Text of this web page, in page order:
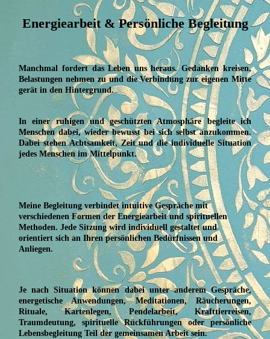
Energiearbeit & Persönliche Begleitung
Manchmal fordert das Leben uns heraus. Gedanken kreisen,
Belastungen nehmen zu und die Verbindung zur eigenen Mitte
gerät in den Hintergrund.
In einer ruhigen und geschützten Atmosphäre begleite ich
Menschen dabei, wieder bewusst bei sich selbst anzukommen.
Dabei stehen Achtsamkeit, Zeit und die individuelle Situation
jedes Menschen im Mittelpunkt.
Meine Begleitung verbindet intuitive Gespräche mit
verschiedenen Formen der Energiearbeit und spirituellen
Methoden. Jede Sitzung wird individuell gestaltet und
orientiert sich an Ihren persönlichen Bedürfnissen und
Anliegen.
Je nach Situation können dabei unter anderem Gespräche,
energetische Anwendungen, Meditationen, Räucherungen,
Rituale, Kartenlegen, Pendelarbeit, Krafttierreisen,
Traumdeutung, spirituelle Rückführungen oder persönliche
Lebensbegleitung Teil der gemeinsamen Arbeit sein.